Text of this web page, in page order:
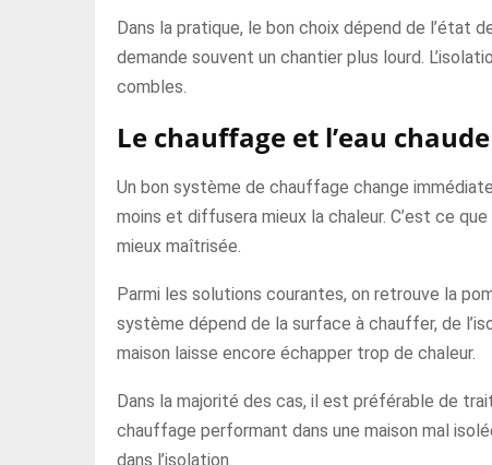
Dans la pratique, le bon choix dépend de l’état
demande souvent un chantier plus lourd.
combles.
Le chauffage et l’eau
Un bon système de chauffage change
moins et diffusera mieux la chaleur. C’est ce
mieux maîtrisée.
Parmi les solutions courantes, on retrouve la
système dépend de la surface à chauffer, de
maison laisse encore échapper trop de chaleur.
Dans la majorité des cas, il est préférable de
chauffage performant dans une maison mal
dans l’isolation.